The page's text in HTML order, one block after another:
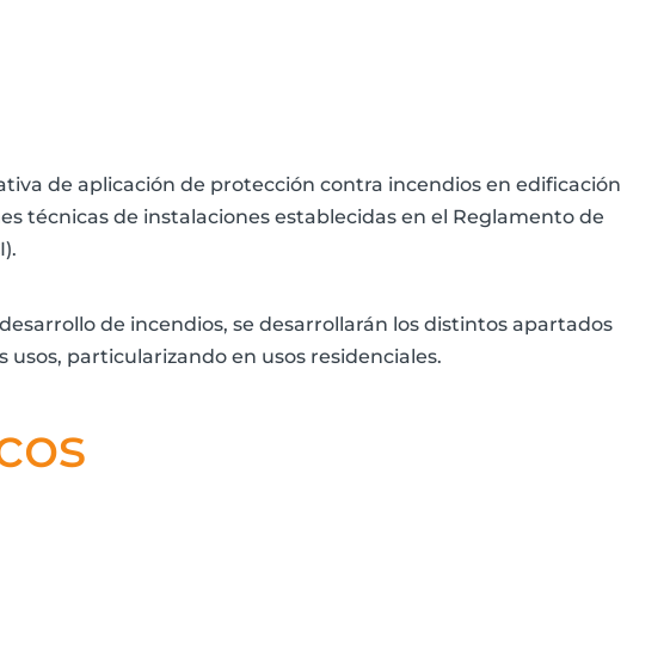
de aplicación de protección contra incendios en edificación
técnicas de instalaciones establecidas en el Reglamento de
de incendios, se desarrollarán los distintos apartados
usos, particularizando en usos residenciales.